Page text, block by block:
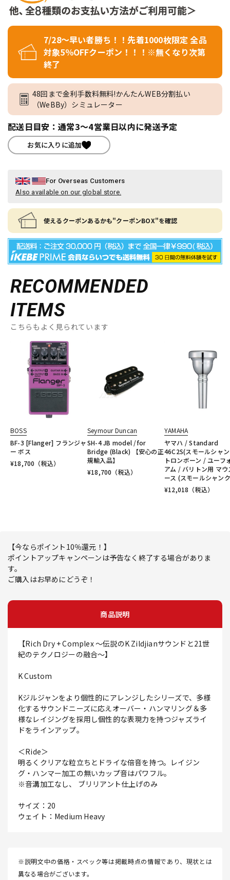
7/28～早い者勝ち！！先着1000枚限定 全品
対象5％OFFクーポン！！！※無くなり次第
終了
48回まで金利手数料無料!かんたんWEB分割払い
（WeBBy）シミュレーター
配送日目安：通常3～4営業日以内に発送予定
お気に入りに追加
For Overseas Customers
Also available on our global store.
使えるクーポンあるかも"クーポンBOX"を確認
RECOMMENDED
ITEMS
こちらもよく見られています
BOSS
BF-3 [Flanger] フランジャ
ー ボス
¥18,700 （税込）
Seymour Duncan
SH-4 JB model /for
Bridge (Black) 【安心の正
規輸入品】
¥18,700 （税込）
YAMAHA
ヤマハ / Standard
46C2S(スモールシャ
トロンボーン / ユーフ
アム / バリトン用 マウ
ース (スモールシャン
¥12,018 （税込）
【今ならポイント10％還元！】
ポイントアップキャンペーンは予告なく終了する場合がありま
す。
ご購入はお早めにどうぞ！
商品説明
【Rich Dry + Complex ～伝説のK Zildjianサウンドと21世
紀のテクノロジーの融合～】
K Custom
Kジルジャンをより個性的にアレンジしたシリーズで、多様
化するサウンドニーズに応えオーバー・ハンマリング＆多
様なレイジングを採用し個性的な表現力を持つジャズライ
ドをラインアップ。
＜Ride＞
明るくクリアな粒立ちとドライな倍音を持つ。レイジン
グ・ハンマー加工の無いカップ音はパワフル。
※音溝加工なし、 ブリリアント仕上げのみ
サイズ：20
ウェイト：Medium Heavy
※説明文中の価格・スペック等は掲載時点の情報であり、現状とは
異なる場合がございます。